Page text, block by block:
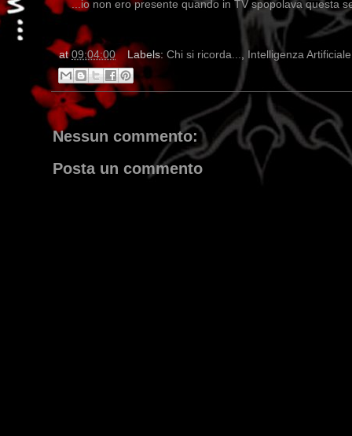
...io non ero presente quando in TV spopolava questa
at09:04:00 Labels: Chi si ricorda..., Intelligenza Artificiale
Nessun commento:
Posta un commento